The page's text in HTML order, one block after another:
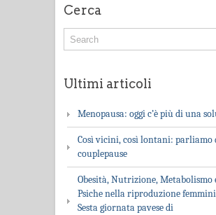
Cerca
Ultimi articoli
Menopausa: oggi c’è più di una
Così vicini, così lontani: parliamo
couplepause
Obesità, Nutrizione, Metabolismo
Psiche nella riproduzione
Sesta giornata pavese di